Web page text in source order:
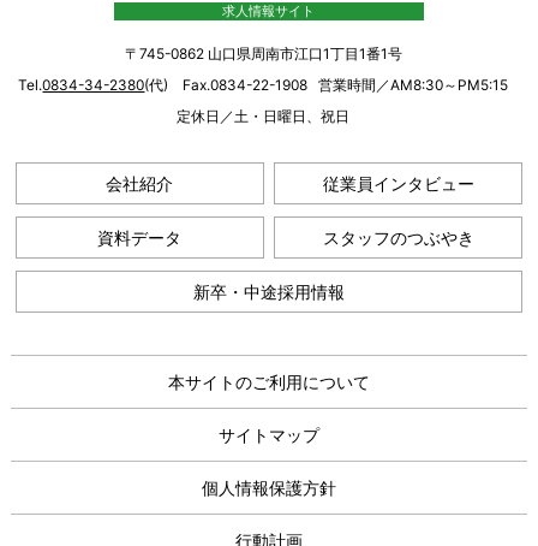
求人情報サイト
〒745-0862 山口県周南市江口1丁目1番1号
Tel.0834-34-2380(代) Fax.0834-22-1908
営業時間／AM8:30～PM5:15
定休日／土・日曜日、祝日
会社紹介 従業員インタビュー
資料データ スタッフのつぶやき
新卒・中途採用情報
本サイトのご利用について
サイトマップ
個人情報保護方針
行動計画